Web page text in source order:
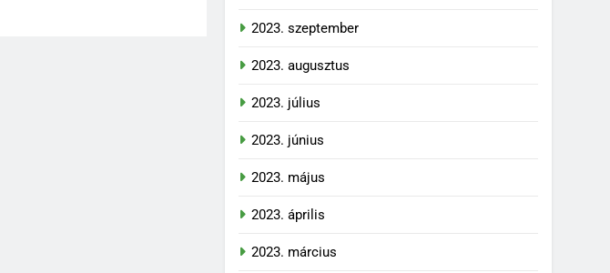
2023. szeptember
2023. augusztus
2023. július
2023. június
2023. május
2023. április
2023. március